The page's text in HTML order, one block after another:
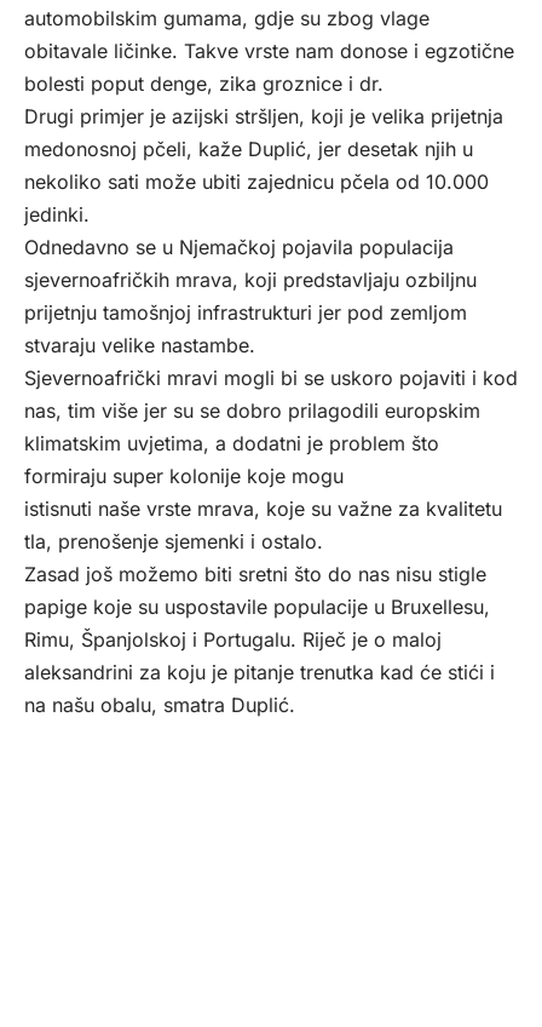
automobilskim gumama, gdje su zbog vlage
obitavale ličinke. Takve vrste nam donose i egzotične
bolesti poput denge, zika groznice i dr.
Drugi primjer je azijski stršljen, koji je velika prijetnja
medonosnoj pčeli, kaže Duplić, jer desetak njih u
nekoliko sati može ubiti zajednicu pčela od 10.000
jedinki.
Odnedavno se u Njemačkoj pojavila populacija
sjevernoafričkih mrava, koji predstavljaju ozbiljnu
prijetnju tamošnjoj infrastrukturi jer pod zemljom
stvaraju velike nastambe.
Sjevernoafrički mravi mogli bi se uskoro pojaviti i kod
nas, tim više jer su se dobro prilagodili europskim
klimatskim uvjetima, a dodatni je problem što
formiraju super kolonije koje mogu
istisnuti naše vrste mrava, koje su važne za kvalitetu
tla, prenošenje sjemenki i ostalo.
Zasad još možemo biti sretni što do nas nisu stigle
papige koje su uspostavile populacije u Bruxellesu,
Rimu, Španjolskoj i Portugalu. Riječ je o maloj
aleksandrini za koju je pitanje trenutka kad će stići i
na našu obalu, smatra Duplić.